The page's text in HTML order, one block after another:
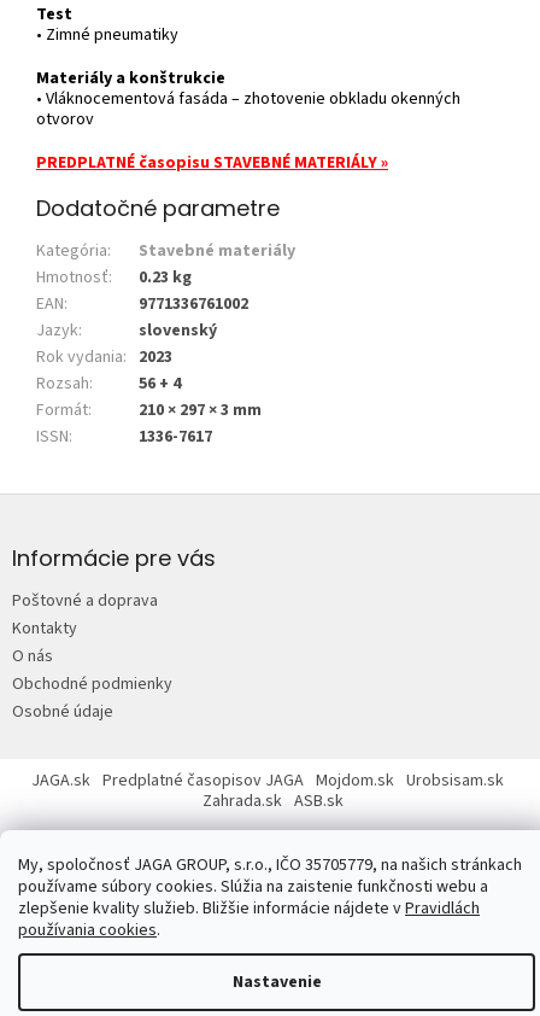
My, spoločnosť JAGA GROUP, s.r.o., IČO 35705779, na našich stránkach
používame súbory cookies. Slúžia na zaistenie funkčnosti webu a
zlepšenie kvality služieb. Bližšie informácie nájdete vPravidlách
používania cookies.
Nastavenie
Test
• Zimné pneumatiky
Materiály a konštrukcie
• Vláknocementová fasáda – zhotovenie obkladu okenných
otvorov
PREDPLATNÉ časopisu STAVEBNÉ MATERIÁLY »
Dodatočné parametre
Kategória:
Stavebné materiály
Hmotnosť:
0.23 kg
EAN:
9771336761002
Jazyk:
slovenský
Rok vydania: 2023
Rozsah:
56 + 4
Formát:
210 × 297 × 3 mm
ISSN: 1336-7617
p
e
Informácie pre vás
Poštovné a doprava
Kontakty
O nás
Obchodné podmienky
Osobné údaje
JAGA.sk Predplatné časopisov JAGA Mojdom.sk Urobsisam.sk
Zahrada.sk ASB.sk
Copyright 2026JAGASTORE.sk